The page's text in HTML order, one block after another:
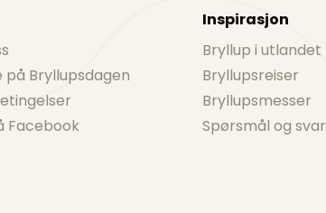
på Bryllupsdagen
Facebook
Inspirasjon
Bryllup i utlandet
Bryllupsreiser
Bryllupsmesser
Spørsmål og svar